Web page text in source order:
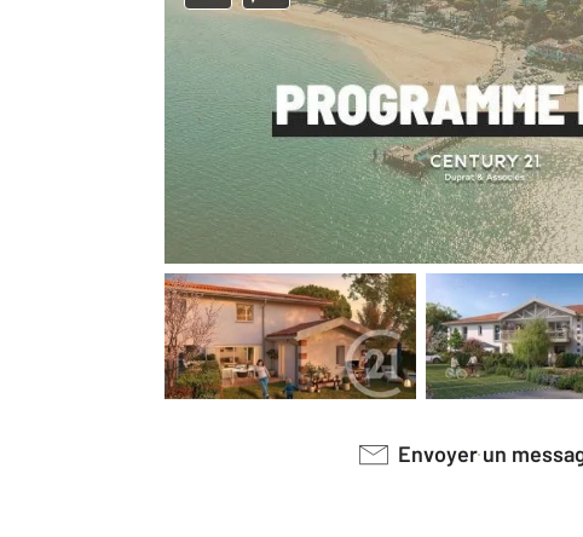
Envoyer un